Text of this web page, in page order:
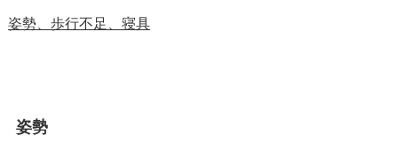
姿勢、歩行不足、寝具
姿勢